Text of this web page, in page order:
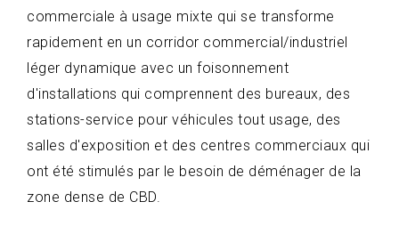
commerciale à usage mixte qui se transforme
rapidement en un corridor commercial/industriel
léger dynamique avec un foisonnement
d'installations qui comprennent des bureaux, des
stations-service pour véhicules tout usage, des
salles d'exposition et des centres commerciaux qui
ont été stimulés par le besoin de déménager de la
zone dense de CBD.